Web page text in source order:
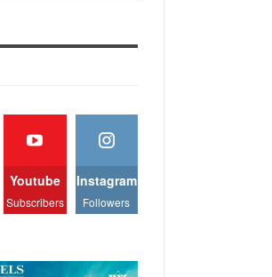
Youtube
Subscribers
Instagram
Followers